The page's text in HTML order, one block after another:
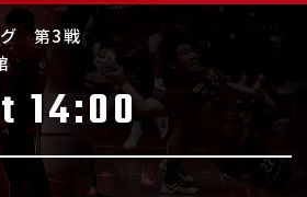
第3戦
14:00